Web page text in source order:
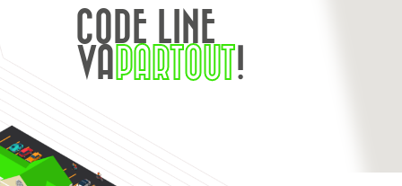
CODE LINE
VAPARTOUT!